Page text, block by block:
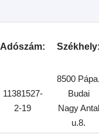
Adószám:
11381527-
2-19
8500
Budai
Nagy Antal
u.8.